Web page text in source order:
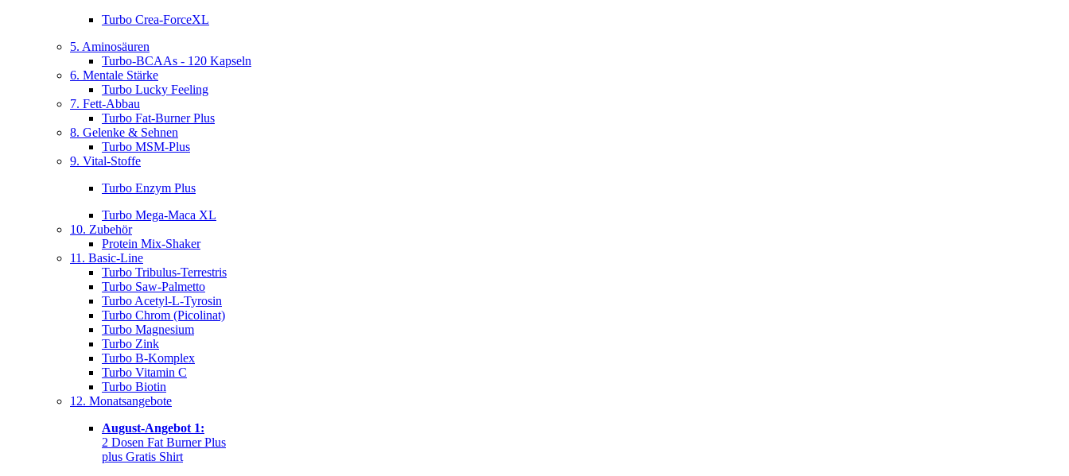
Turbo Crea-ForceXL
5. Aminosäuren
Turbo-BCAAs - 120 Kapseln
6. Mentale Stärke
Turbo Lucky Feeling
7. Fett-Abbau
Turbo Fat-Burner Plus
8. Gelenke & Sehnen
Turbo MSM-Plus
9. Vital-Stoffe
Turbo Enzym Plus
Turbo Mega-Maca XL
10. Zubehör
Protein Mix-Shaker
11. Basic-Line
Turbo Tribulus-Terrestris
Turbo Saw-Palmetto
Turbo Acetyl-L-Tyrosin
Turbo Chrom (Picolinat)
Turbo Magnesium
Turbo Zink
Turbo B-Komplex
Turbo Vitamin C
Turbo Biotin
12. Monatsangebote
August-Angebot 1:
2 Dosen Fat Burner Plus
plus Gratis Shirt